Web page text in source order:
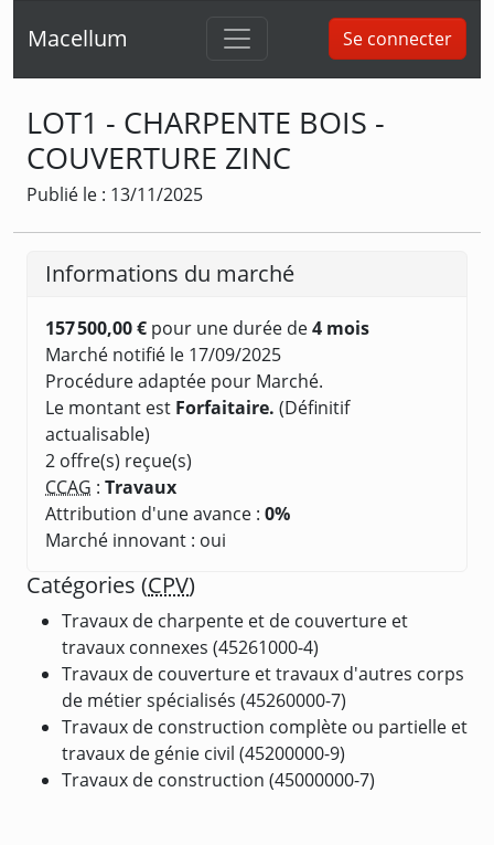
Macellum Se connecter
LOT1 - CHARPENTE BOIS -
COUVERTURE ZINC
Publié le : 13/11/2025
Informations du marché
157 500,00 € pour une durée de4 mois
Marché notifié le 17/09/2025
Procédure adaptée pour Marché.
Le montant est Forfaitaire. (Définitif
actualisable)
2 offre(s) reçue(s)
CCAG : Travaux
Attribution d'une avance : 0%
Marché innovant : oui
Catégories (CPV)
Travaux de charpente et de couverture et
travaux connexes (45261000-4)
Travaux de couverture et travaux d'autres corps
de métier spécialisés (45260000-7)
Travaux de construction complète ou partielle et
travaux de génie civil (45200000-9)
Travaux de construction (45000000-7)